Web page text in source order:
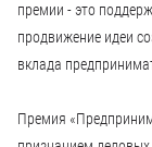
премии - это
продвижение идеи
вклада
Премия